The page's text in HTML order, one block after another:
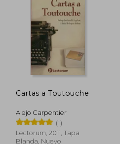
40% S/ 120,86
Cartas a Toutouche
Alejo Carpentier
(1)
Lectorum, 2011, Tapa
Blanda, Nuevo